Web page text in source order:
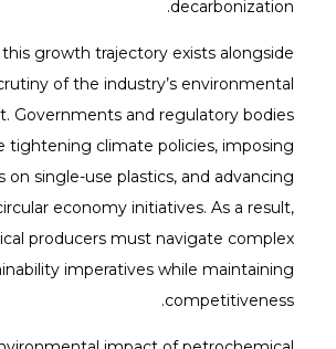
decarbonization.
growth trajectory exists alongside
of the industry’s environmental
Governments and regulatory bodies
tightening climate policies, imposing
on single-use plastics, and advancing
economy initiatives. As a result,
producers must navigate complex
imperatives while maintaining
competitiveness.